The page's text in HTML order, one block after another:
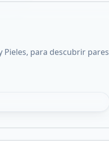
Pieles, para descubrir pares